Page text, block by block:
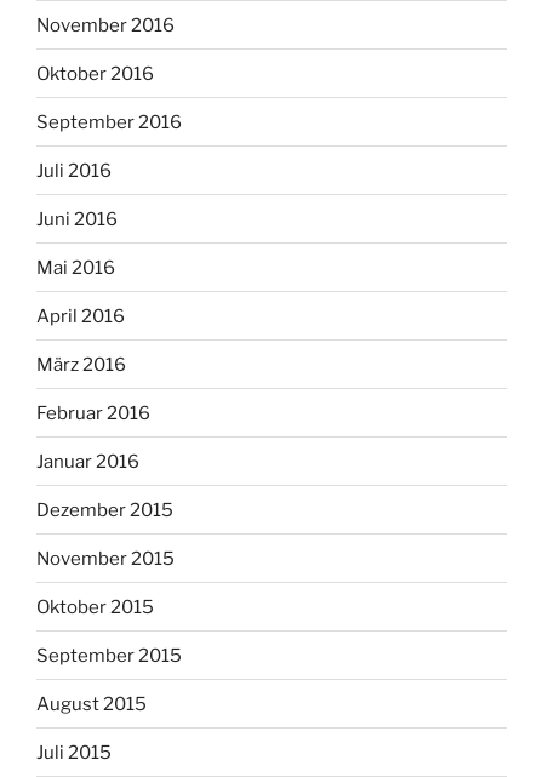
November 2016
Oktober 2016
September 2016
Juli 2016
Juni 2016
Mai 2016
April 2016
März 2016
Februar 2016
Januar 2016
Dezember 2015
November 2015
Oktober 2015
September 2015
August 2015
Juli 2015